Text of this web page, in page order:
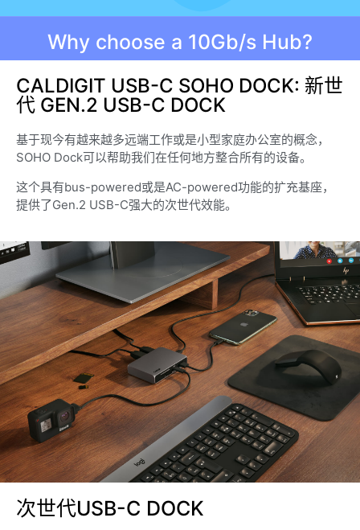
Why choose a 10Gb/s Hub?
CALDIGIT USB-C SOHO DOCK: 新世
代 GEN.2 USB-C DOCK
基于现今有越来越多远端工作或是小型家庭办公室的概念，
SOHO Dock可以帮助我们在任何地方整合所有的设备。
这个具有bus-powered或是AC-powered功能的扩充基座，
提供了Gen.2 USB-C强大的次世代效能。
次世代USB-C DOCK